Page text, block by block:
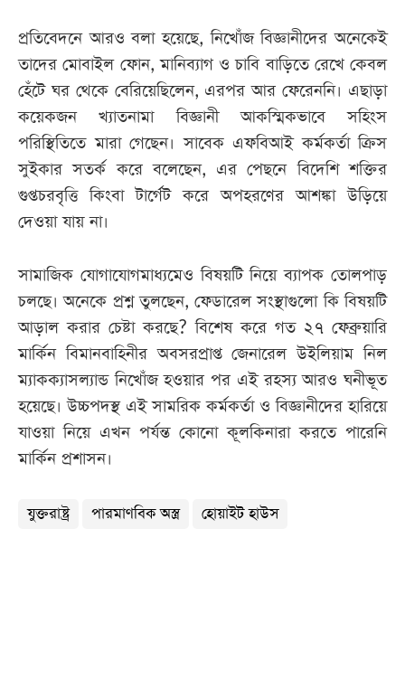
প্রতিবেদনে আরও বলা হয়েছে, নিখোঁজ বিজ্ঞানীদের অনেকেই
তাদের মোবাইল ফোন, মানিব্যাগ ও চাবি বাড়িতে রেখে কেবল
হেঁটে ঘর থেকে বেরিয়েছিলেন, এরপর আর ফেরেননি। এছাড়া
কয়েকজন খ্যাতনামা বিজ্ঞানী আকস্মিকভাবে সহিংস
পরিস্থিতিতে মারা গেছেন। সাবেক এফবিআই কর্মকর্তা ক্রিস
সুইকার সতর্ক করে বলেছেন, এর পেছনে বিদেশি শক্তির
গুপ্তচরবৃত্তি কিংবা টার্গেট করে অপহরণের আশঙ্কা উড়িয়ে
দেওয়া যায় না।
সামাজিক যোগাযোগমাধ্যমেও বিষয়টি নিয়ে ব্যাপক তোলপাড়
চলছে। অনেকে প্রশ্ন তুলছেন, ফেডারেল সংস্থাগুলো কি বিষয়টি
আড়াল করার চেষ্টা করছে? বিশেষ করে গত ২৭ ফেব্রুয়ারি
মার্কিন বিমানবাহিনীর অবসরপ্রাপ্ত জেনারেল উইলিয়াম নিল
ম্যাকক্যাসল্যান্ড নিখোঁজ হওয়ার পর এই রহস্য আরও ঘনীভূত
হয়েছে। উচ্চপদস্থ এই সামরিক কর্মকর্তা ও বিজ্ঞানীদের হারিয়ে
যাওয়া নিয়ে এখন পর্যন্ত কোনো কূলকিনারা করতে পারেনি
মার্কিন প্রশাসন।
যুক্তরাষ্ট্র পারমাণবিক অস্ত্র হোয়াইট হাউস